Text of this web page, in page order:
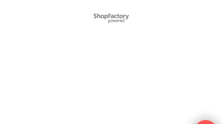
Webwinkel gemaakt met ShopFactory webwinkel software.